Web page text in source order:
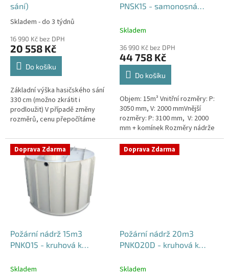
sání)
Průměrné
produktu
je
4,2
hvězdiček.
Skladem - do 3 týdnů
16 990 Kč bez DPH
20 558 Kč
Do košíku
Základní výška hasičského sání
330 cm (možno zkrátit i
prodloužit) V případě změny
rozměrů, cenu přepočítáme
PNSK15 - samonosná
Skladem
36 990 Kč bez DPH
44 758 Kč
Do košíku
Objem: 15m³ Vnitřní rozměry: P:
3050 mm, V: 2000 mmVnější
rozměry: P: 3100 mm, V: 2000
mm + komínek Rozměry nádrže
možno jakkoliv upravit -
vyrobíme nádrž na míru!Nádrž...
Doprava Zdarma
Požární nádrž 15m3
PNKO15 - kruhová k
Skladem
Doprava Zdarma
Požární nádrž 20m3
PNKO20D - kruhová k
Skladem